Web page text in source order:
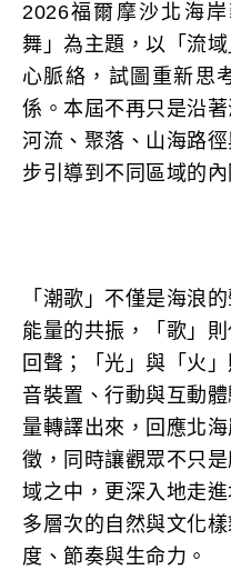
2026福爾摩沙北海
舞」為主題，以「流
心脈絡，試圖重新思
係。本屆不再只是沿
河流、聚落、山海路
步引導到不同區域的
「潮歌」不僅是海浪
能量的共振，「歌」
回聲；「光」與「火
音裝置、行動與互動
量轉譯出來，回應北
徵，同時讓觀眾不只
域之中，更深入地走
多層次的自然與文化
度、節奏與生命力。